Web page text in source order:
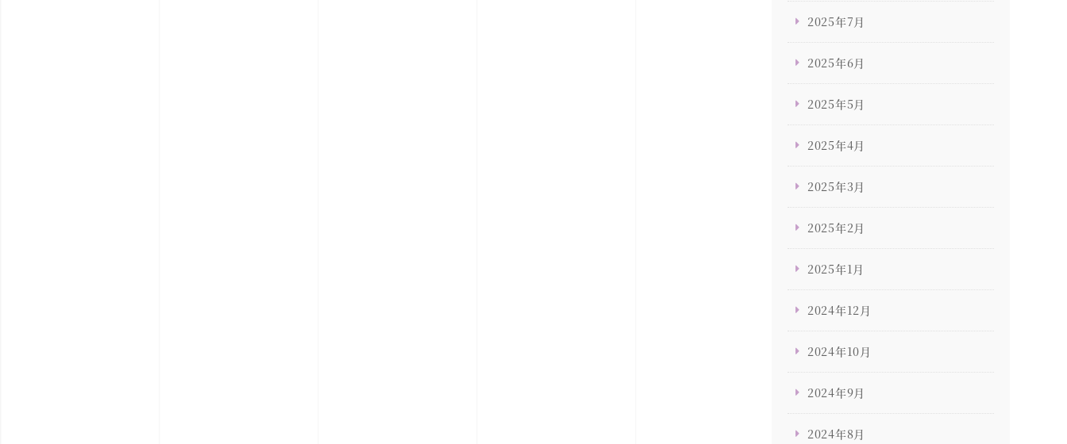
2025年7月
2025年6月
2025年5月
2025年4月
2025年3月
2025年2月
2025年1月
2024年12月
2024年10月
2024年9月
2024年8月